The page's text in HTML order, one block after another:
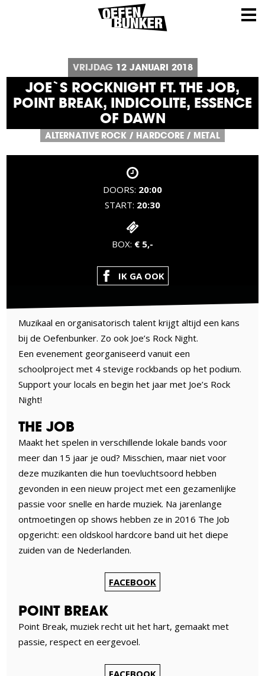
VRIJDAG 12 JANUARI 2018
JOE`S ROCKNIGHT FT. THE JOB,
POINT BREAK, INDICOLITE, ESSENCE
OF DAWN
ALTERNATIVE ROCK / HARDCORE / METAL
DOORS: 20:00
START: 20:30
BOX: € 5,-
IK GA OOK
Muzikaal en organisatorisch talent krijgt altijd een kans
bij de Oefenbunker. Zo ook Joe’s Rock Night.
Een evenement georganiseerd vanuit een
schoolproject met 4 stevige rockbands op het podium.
Support your locals en begin het jaar met Joe’s Rock
Night!
THE JOB
Maakt het spelen in verschillende lokale bands voor
meer dan 15 jaar je oud? Misschien, maar niet voor
deze muzikanten die hun toevluchtsoord hebben
gevonden in een nieuw project met een gezamenlijke
passie voor snelle en harde muziek. Na jarenlange
ontmoetingen op shows hebben ze in 2016 The Job
opgericht: een oldskool hardcore band uit het diepe
zuiden van de Nederlanden.
FACEBOOK
POINT BREAK
Point Break, muziek recht uit het hart, gemaakt met
passie, respect en eergevoel.
FACEBOOK